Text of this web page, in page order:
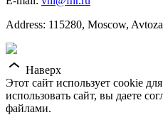
Address: 115280, Moscow,
Наверх
Этот сайт использует cookie
использовать сайт, вы даете
файлами.